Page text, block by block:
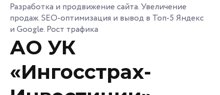
Разработка и продвижение сайта. Увеличение
продаж. SEO-оптимизация и вывод в Топ-5 Яндекс
и Google. Рост трафика
АО УК
«Ингосстрах-